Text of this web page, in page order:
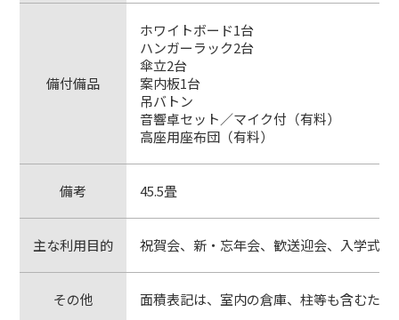
備付備品
ホワイトボード1台
ハンガーラック2台
傘立2台
案内板1台
吊バトン
音響卓セット／マイク付（有料）
高座用座布団（有料）
備考 45.5畳
主な利用目的 祝賀会、新・忘年会、歓送迎会、入学式
その他 面積表記は、室内の倉庫、柱等も含むた